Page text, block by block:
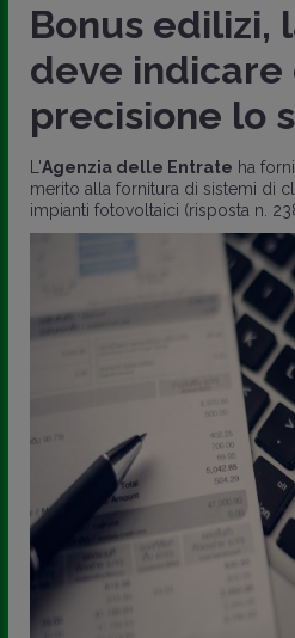
Bonus edilizi,
deve indicare
precisione lo
L'Agenzia delle Entrate ha
merito alla fornitura di sistemi di
impianti fotovoltaici (risposta n.